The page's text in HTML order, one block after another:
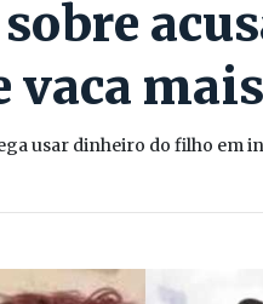
vaca
usar dinheiro do filho em